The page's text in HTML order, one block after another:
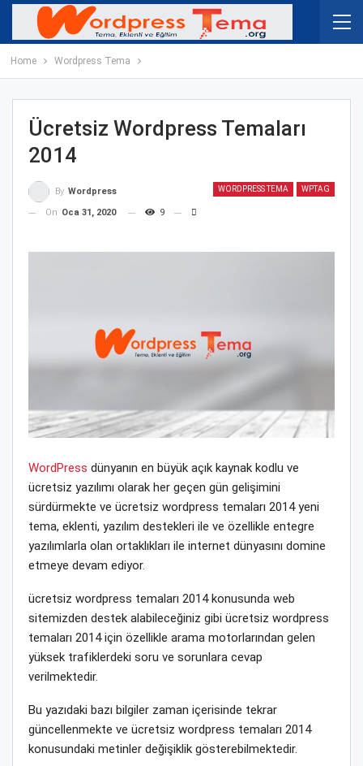
Home Wordpress Tema
Ücretsiz Wordpress Temaları
2014
WORDPRESS TEMA WPTAG
By Wordpress
On Oca 31, 2020 9
WordPress dünyanın en büyük açık kaynak kodlu ve
ücretsiz yazılımı olarak her geçen gün gelişimini
sürdürmekte ve ücretsiz wordpress temaları 2014 yeni
tema, eklenti, yazılım destekleri ile ve özellikle entegre
yazılımlarla olan ortaklıkları ile internet dünyasını domine
etmeye devam ediyor.
ücretsiz wordpress temaları 2014 konusunda web
sitemizden destek alabileceğiniz gibi ücretsiz wordpress
temaları 2014 için özellikle arama motorlarından gelen
yüksek trafiklerdeki soru ve sorunlara cevap
verilmektedir.
Bu yazıdaki bazı bilgiler zaman içerisinde tekrar
güncellenmekte ve ücretsiz wordpress temaları 2014
konusundaki metinler değişiklik gösterebilmektedir.